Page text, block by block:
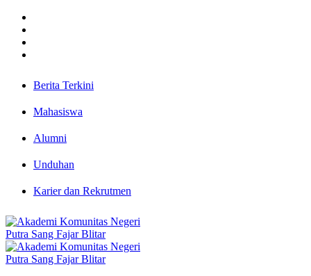
Berita Terkini
Mahasiswa
Alumni
Unduhan
Karier dan Rekrutmen